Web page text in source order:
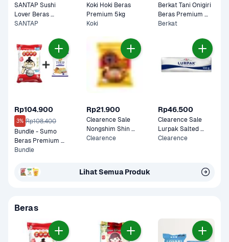
SANTAP Sushi
Lover Beras
Premium 5kg
SANTAP
Koki Hoki Beras
Premium 5kg
Koki
Berkat Tani Onigiri
Beras Premium
5kg
Berkat
Rp104.900
3% Rp108.400
Bundle - Sumo
Beras Premium
Merah 5 kg & Tulip
Bundle
Rp21.900
Clearence Sale
Nongshim Shin
Ramyun Stir Fry
Clearence
Rp46.500
Clearence Sale
Lurpak Salted
Butter 100 gram
Clearence
Lihat Semua Produk
Beras